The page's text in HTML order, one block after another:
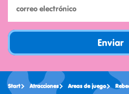
Enviar
Start Atracciones Areas de juego